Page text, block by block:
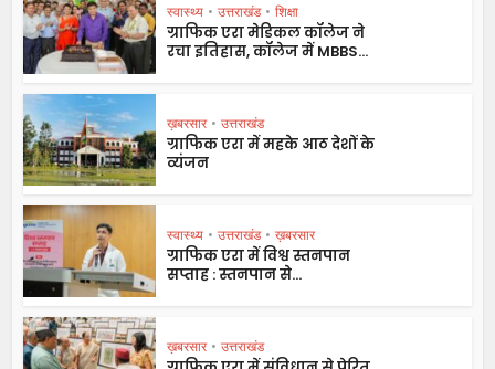
स्वास्थ्य • उत्तराखंड • शिक्षा
ग्राफिक एरा मेडिकल कॉलेज ने
रचा इतिहास, कॉलेज में MBBS...
ख़बरसार • उत्तराखंड
ग्राफिक एरा में महके आठ देशों के
व्यंजन
स्वास्थ्य • उत्तराखंड • ख़बरसार
ग्राफिक एरा में विश्व स्तनपान
सप्ताह : स्तनपान से...
ख़बरसार • उत्तराखंड